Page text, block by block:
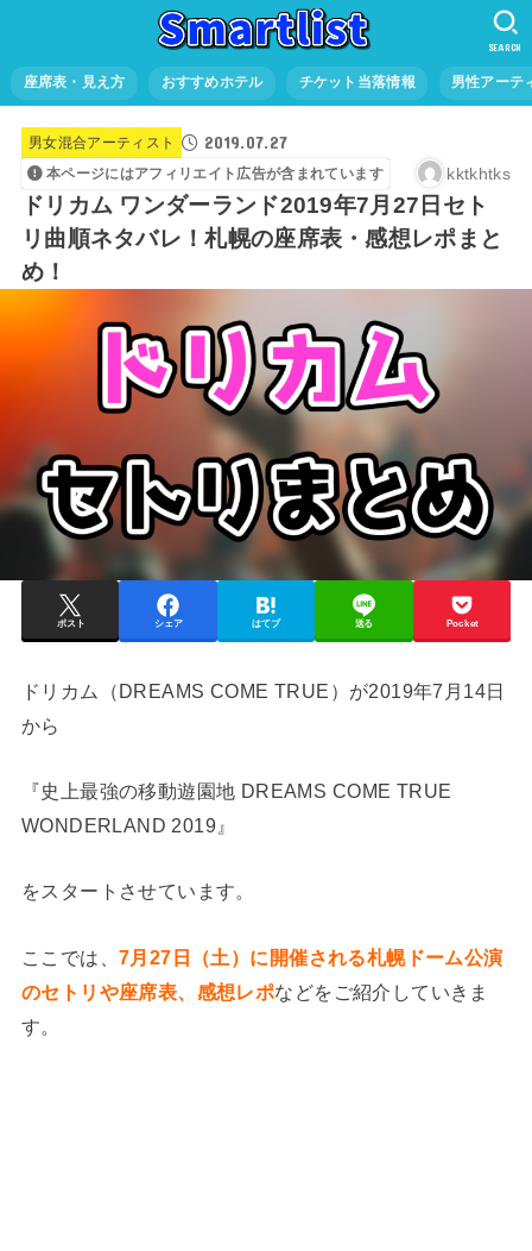
座席表・見え方 おすすめホテル チケット当落情報 男性アーテ
SEARCH
男女混合アーティスト 2019.07.27
本ページにはアフィリエイト広告が含まれています kktkhtks
ドリカム ワンダーランド2019年7月27日セト
リ曲順ネタバレ！札幌の座席表・感想レポまと
め！
ポスト シェア はてブ 送る Pocket
ドリカム（DREAMS COME TRUE）が2019年7月14日
から
『史上最強の移動遊園地 DREAMS COME TRUE
WONDERLAND 2019』
をスタートさせています。
ここでは、 7月27日（土）に開催される札幌ドーム公演
のセトリや座席表、感想レポなどをご紹介していきま
す。